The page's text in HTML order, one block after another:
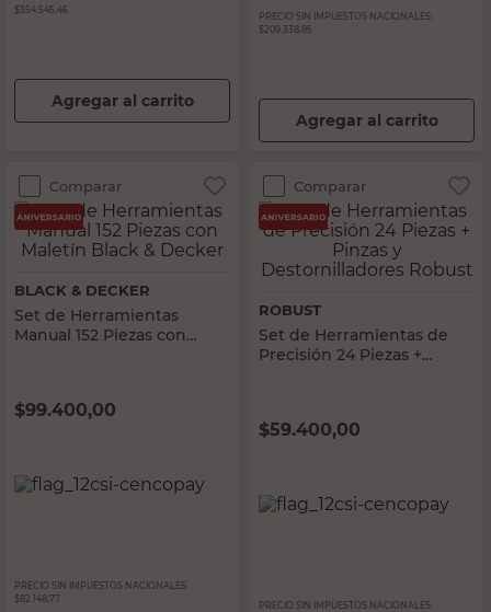
$354.545,46
Agregar al carrito
PRECIO SIN IMPUESTOS NACIONALES:
$209.338,85
Agregar al carrito
Comparar
BLACK & DECKER
Set de Herramientas
Manual 152 Piezas con
$99.400,00
PRECIO SIN IMPUESTOS NACIONALES:
$82.148,77
Comparar
ROBUST
Set de Herramientas de
Precisión 24 Piezas +
$59.400,00
PRECIO SIN IMPUESTOS NACIONALES: